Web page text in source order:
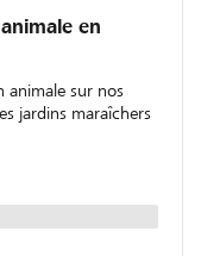
en
animale sur nos
jardins maraîchers